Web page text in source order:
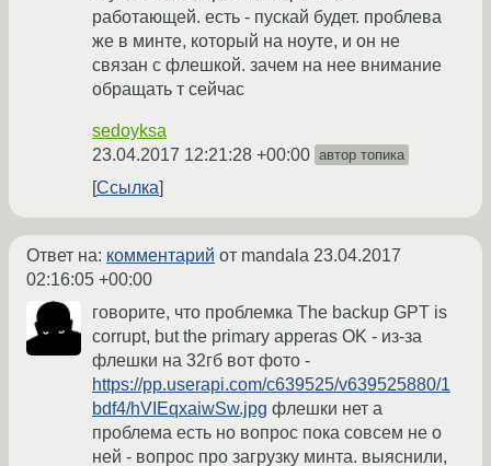
работающей. есть - пускай будет. проблева
же в минте, который на ноуте, и он не
связан с флешкой. зачем на нее внимание
обращать т сейчас
sedoyksa
23.04.2017 12:21:28 +00:00 автор топика
Ссылка
Ответ на: комментарий от mandala 23.04.2017
02:16:05 +00:00
говорите, что проблемка The backup GPT is
corrupt, but the primary apperas OK - из-за
флешки на 32гб вот фото -
https://pp.userapi.com/c639525/v639525880/1
bdf4/hVIEqxaiwSw.jpg флешки нет а
проблема есть но вопрос пока совсем не о
ней - вопрос про загрузку минта. выяснили,